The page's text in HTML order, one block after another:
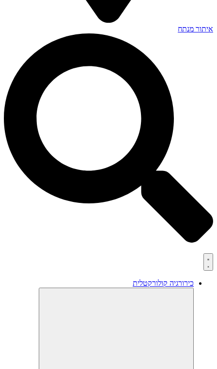
איתור מנתח
כירורגיה קולורקטלית